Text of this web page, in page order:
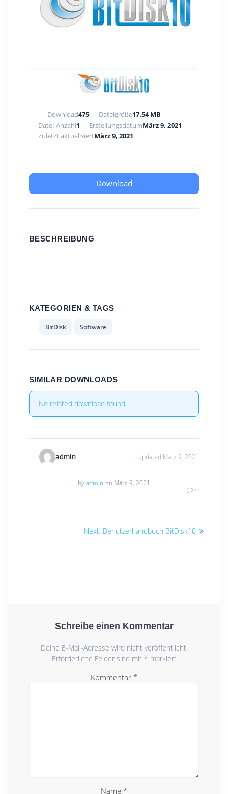
Download475 Dateigröße17.54 MB
Datei-Anzahl1 ErstellungsdatumMärz 9, 2021
Zuletzt aktualisiertMärz 9, 2021
Download
BESCHREIBUNG
KATEGORIEN & TAGS
BitDisk , Software
SIMILAR DOWNLOADS
No related download found!
admin Updated März 9, 2021
byadmin on März 9, 2021
0
Beitragsnavigation
Next: Next
Benutzerhandbuch BitDisk10
Schreibe einen Kommentar
Deine E-Mail-Adresse wird nicht veröffentlicht.
Erforderliche Felder sind mit * markiert
Kommentar *
Name *